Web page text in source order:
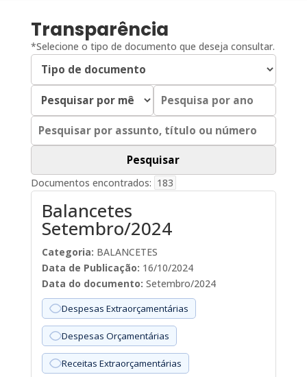
Transparência
*Selecione o tipo de documento que deseja consultar.
Documentos encontrados: 183
Balancetes
Setembro/2024
Categoria: BALANCETES
Data de Publicação: 16/10/2024
Data do documento: Setembro/2024
Despesas Extraorçamentárias
Despesas Orçamentárias
Receitas Extraorçamentárias